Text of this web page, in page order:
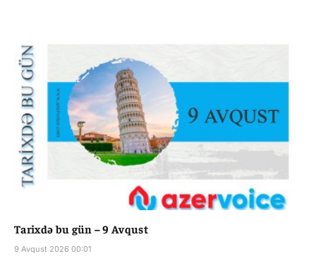
Tarixdə bu gün – 9 Avqust
9 Avqust 2026 00:01